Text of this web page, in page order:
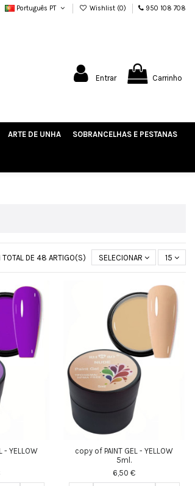
Português PT Wishlist (0) 950 108 708
Entrar Carrinho
ARTE DE UNHA SOBRANCELHAS E PESTANAS
TOTAL DE 48 ARTIGO(S) SELECIONAR 15
- YELLOW
copy of PAINT GEL - YELLOW
5ml.
6,50 €